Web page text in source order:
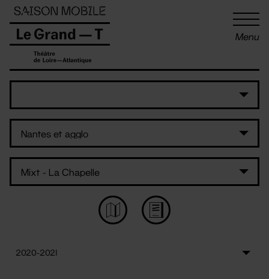
Menu
Panneau de gestion des cookies